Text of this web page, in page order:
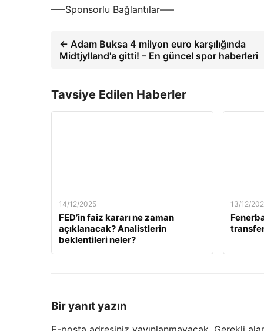
—–Sponsorlu Bağlantılar—–
← Adam Buksa 4 milyon euro karşılığında
Midtjylland'a gitti! – En güncel spor haberleri
Tavsiye Edilen Haberler
14/12/2025
FED’in faiz kararı ne zaman
açıklanacak? Analistlerin
beklentileri neler?
13/12/
Bir yanıt yazın